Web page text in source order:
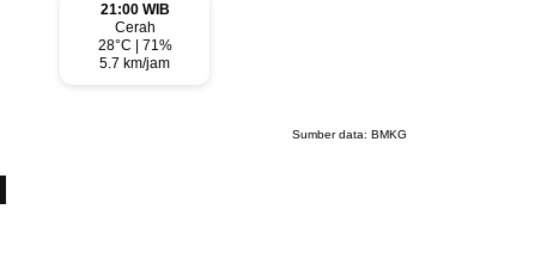
21:00 WIB
Cerah
28°C | 71%
5.7 km/jam
Sumber data: BMKG